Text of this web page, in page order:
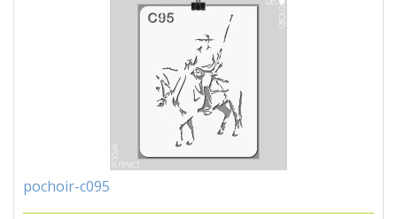
pochoir-c095